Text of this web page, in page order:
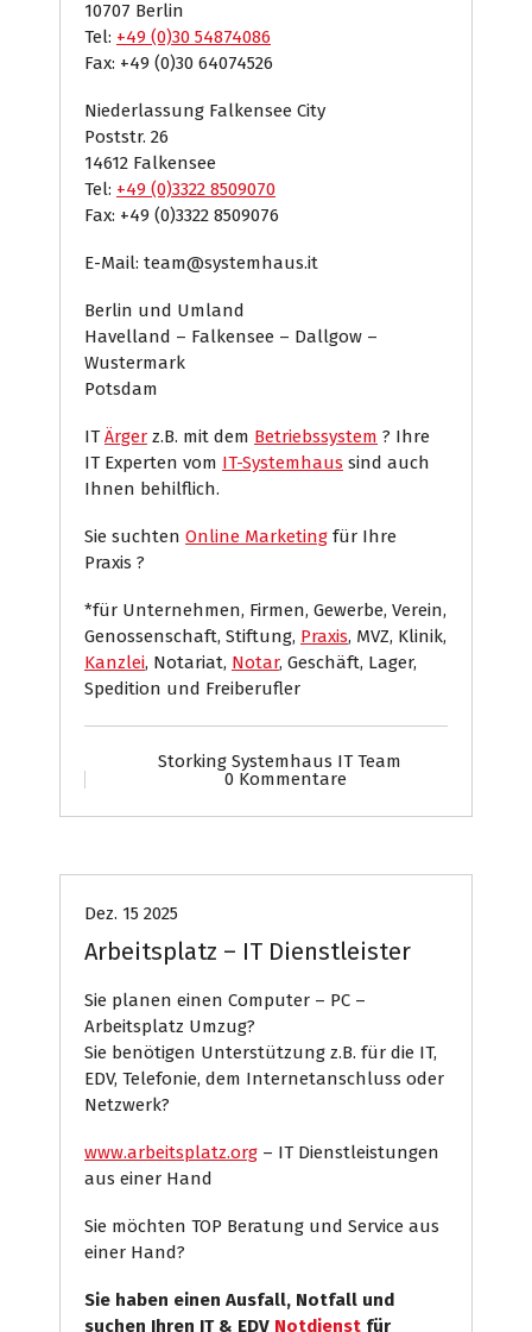
10707 Berlin
Tel: +49 (0)30 54874086
Fax: +49 (0)30 64074526
Niederlassung Falkensee City
Poststr. 26
14612 Falkensee
Tel: +49 (0)3322 8509070
Fax: +49 (0)3322 8509076
E-Mail: team@systemhaus.it
Berlin und Umland
Havelland – Falkensee – Dallgow –
Wustermark
Potsdam
IT Ärger z.B. mit dem Betriebssystem ? Ihre
IT Experten vom IT-Systemhaus sind auch
Ihnen behilflich.
Sie suchten Online Marketing für Ihre
Praxis ?
*für Unternehmen, Firmen, Gewerbe, Verein,
Genossenschaft, Stiftung, Praxis, MVZ, Klinik,
Kanzlei, Notariat, Notar, Geschäft, Lager,
Spedition und Freiberufler
Storking Systemhaus IT Team
0 Kommentare
Dez. 15 2025
Arbeitsplatz – IT Dienstleister
Sie planen einen Computer – PC –
Arbeitsplatz Umzug?
Sie benötigen Unterstützung z.B. für die IT,
EDV, Telefonie, dem Internetanschluss oder
Netzwerk?
www.arbeitsplatz.org – IT Dienstleistungen
aus einer Hand
Sie möchten TOP Beratung und Service aus
einer Hand?
Sie haben einen Ausfall, Notfall und
suchen Ihren IT & EDV Notdienst für